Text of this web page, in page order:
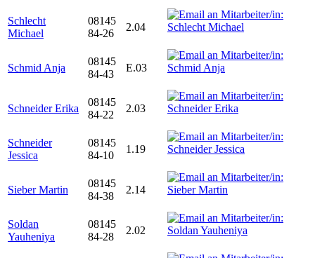
Schlecht
Michael
08145
84-26
2.04
Schmid Anja
08145
84-43
E.03
Schneider Erika
08145
84-22
2.03
Schneider
Jessica
08145
84-10
1.19
Sieber Martin
08145
84-38
2.14
Soldan
Yauheniya
08145
84-28
2.02